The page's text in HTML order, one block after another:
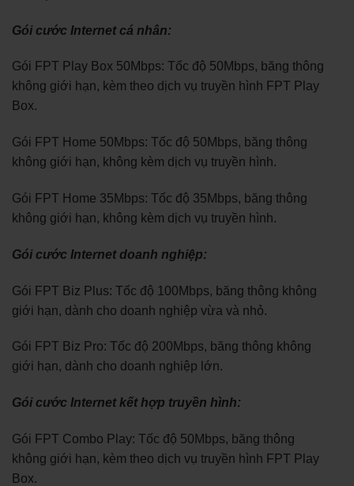
Gói cước Internet cá nhân:
Gói FPT Play Box 50Mbps: Tốc độ 50Mbps, băng thông
không giới hạn, kèm theo dịch vụ truyền hình FPT Play
Box.
Gói FPT Home 50Mbps: Tốc độ 50Mbps, băng thông
không giới hạn, không kèm dịch vụ truyền hình.
Gói FPT Home 35Mbps: Tốc độ 35Mbps, băng thông
không giới hạn, không kèm dịch vụ truyền hình.
Gói cước Internet doanh nghiệp:
Gói FPT Biz Plus: Tốc độ 100Mbps, băng thông không
giới hạn, dành cho doanh nghiệp vừa và nhỏ.
Gói FPT Biz Pro: Tốc độ 200Mbps, băng thông không
giới hạn, dành cho doanh nghiệp lớn.
Gói cước Internet kết hợp truyền hình:
Gói FPT Combo Play: Tốc độ 50Mbps, băng thông
không giới hạn, kèm theo dịch vụ truyền hình FPT Play
Box.